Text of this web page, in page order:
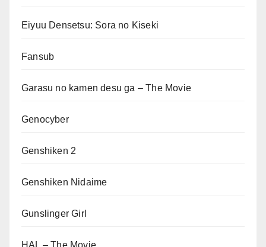
Eiyuu Densetsu: Sora no Kiseki
Fansub
Garasu no kamen desu ga – The Movie
Genocyber
Genshiken 2
Genshiken Nidaime
Gunslinger Girl